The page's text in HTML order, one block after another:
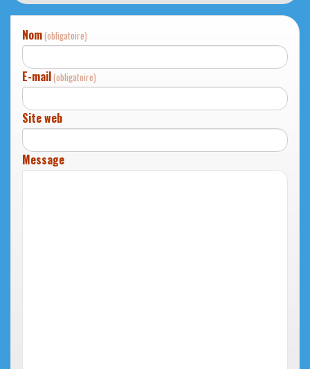
Nom(obligatoire)
E-mail(obligatoire)
Site web
Message